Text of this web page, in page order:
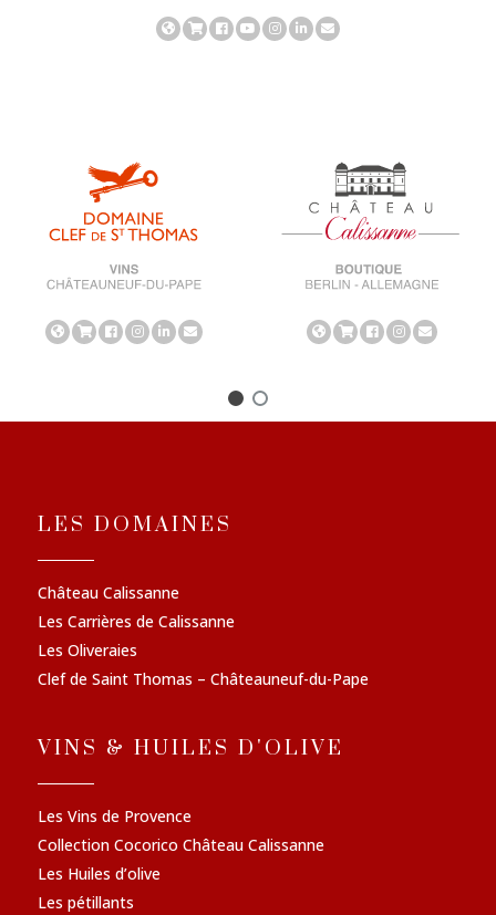
LES DOMAINES
Château Calissanne
Les Carrières de Calissanne
Les Oliveraies
Clef de Saint Thomas – Châteauneuf-du-Pape
VINS & HUILES D'OLIVE
Les Vins de Provence
Collection Cocorico Château Calissanne
Les Huiles d’olive
Les pétillants